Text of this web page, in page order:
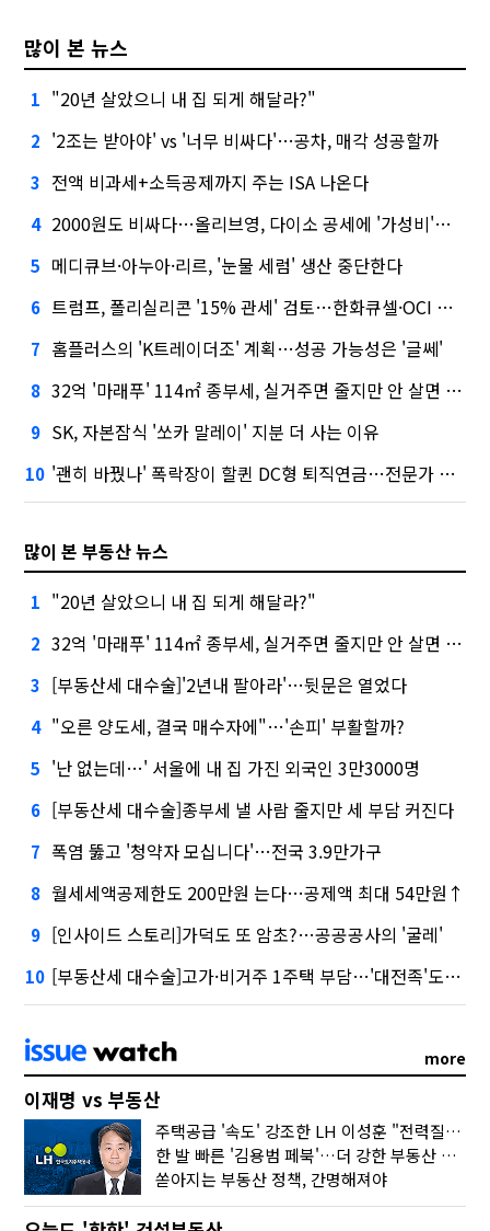
많이 본 뉴스
1 "20년 살았으니 내 집 되게 해달라?"
2 '2조는 받아야' vs '너무 비싸다'…공차, 매각 성공할까
3 전액 비과세+소득공제까지 주는 ISA 나온다
4 2000원도 비싸다…올리브영, 다이소 공세에 '가성비'로 맞불
5 메디큐브·아누아·리르, '눈물 세럼' 생산 중단한다
6 트럼프, 폴리실리콘 '15% 관세' 검토…한화큐셀·OCI 영향은?
7 홈플러스의 'K트레이더조' 계획…성공 가능성은 '글쎄'
8 32억 '마래푸' 114㎡ 종부세, 실거주면 줄지만 안 살면 2.5배
9 SK, 자본잠식 '쏘카 말레이' 지분 더 사는 이유
10 '괜히 바꿨나' 폭락장이 할퀸 DC형 퇴직연금…전문가 조언은
많이 본 부동산 뉴스
1 "20년 살았으니 내 집 되게 해달라?"
2 32억 '마래푸' 114㎡ 종부세, 실거주면 줄지만 안 살면 2.5배
3 [부동산세 대수술]'2년내 팔아라'…뒷문은 열었다
4 "오른 양도세, 결국 매수자에"…'손피' 부활할까?
5 '난 없는데…' 서울에 내 집 가진 외국인 3만3000명
6 [부동산세 대수술]종부세 낼 사람 줄지만 세 부담 커진다
7 폭염 뚫고 '청약자 모십니다'…전국 3.9만가구
8 월세세액공제한도 200만원 는다…공제액 최대 54만원↑
9 [인사이드 스토리]가덕도 또 암초?…공공공사의 '굴레'
10 [부동산세 대수술]고가·비거주 1주택 부담…'대전족'도 불똥
more
이재명 vs 부동산
주택공급 '속도' 강조한 LH 이성훈 "전력질주해야"
한 발 빠른 '김용범 페북'…더 강한 부동산 규제 나오나
쏟아지는 부동산 정책, 간명해져야